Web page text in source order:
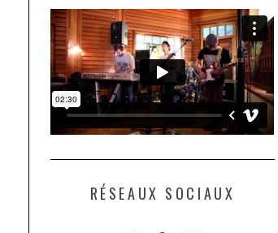
RÉSEAUX SOCIAUX